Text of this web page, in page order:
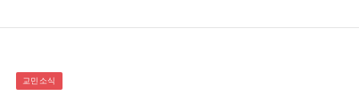
교민소식